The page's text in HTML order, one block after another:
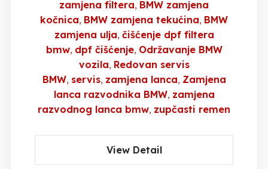
zamjena filtera BMW zamjena
kočnica BMW zamjena tekućina BMW
zamjena ulja čišćenje dpf filtera
bmw dpf čišćenje Održavanje BMW
vozila Redovan servis
BMW servis zamjena lanca Zamjena
lanca razvodnika BMW zamjena
razvodnog lanca bmw zupčasti remen
View Detail